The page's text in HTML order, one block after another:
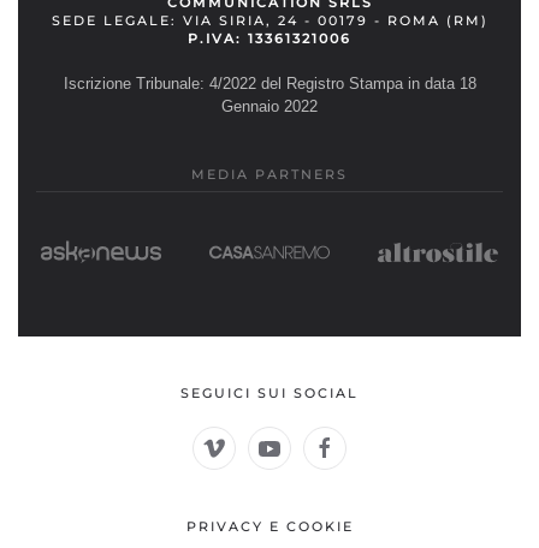
SEDE LEGALE: VIA SIRIA, 24 - 00179 - ROMA (RM)
P.IVA: 13361321006
Iscrizione Tribunale: 4/2022 del Registro Stampa in data 18
Gennaio 2022
MEDIA PARTNERS
SEGUICI SUI SOCIAL
PRIVACY E COOKIE